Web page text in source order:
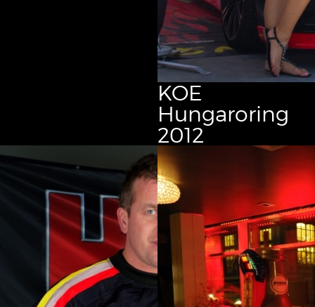
KOE
Hungaroring
2012